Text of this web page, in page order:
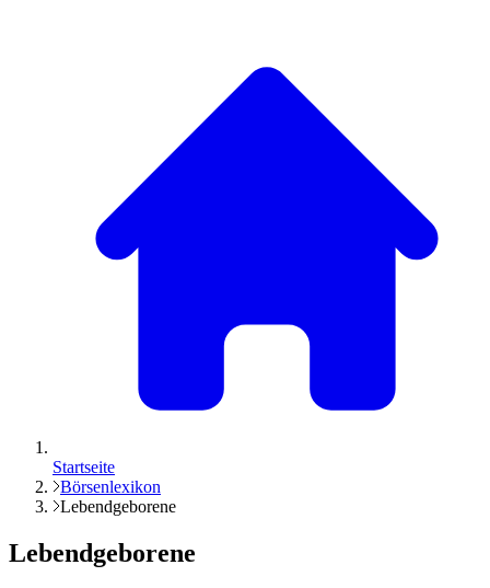
Startseite
Börsenlexikon
Lebendgeborene
Lebendgeborene